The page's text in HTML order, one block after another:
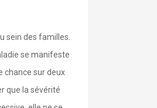
sein des familles.
se manifeste
chance sur deux
que la sévérité